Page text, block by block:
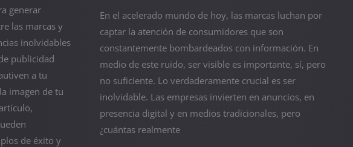
generar
las marcas y
inolvidables
publicidad
a tu
imagen de tu
de éxito y
En el acelerado mundo de hoy, las marcas luchan por
captar la atención de consumidores que son
constantemente bombardeados con información. En
medio de este ruido, ser visible es importante, sí, pero
no suficiente. Lo verdaderamente crucial es ser
inolvidable. Las empresas invierten en anuncios, en
presencia digital y en medios tradicionales, pero
¿cuántas realmente